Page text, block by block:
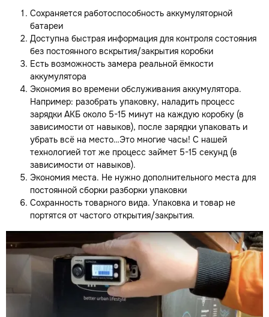
Сохраняется работоспособность аккумуляторной
батареи
Доступна быстрая информация для контроля состояния
без постоянного вскрытия/закрытия коробки
Есть возможность замера реальной ёмкости
аккумулятора
Экономия во времени обслуживания аккумулятора.
Например: разобрать упаковку, наладить процесс
зарядки АКБ около 5-15 минут на каждую коробку (в
зависимости от навыков), после зарядки упаковать и
убрать всё на место…Это многие часы! С нашей
технологией тот же процесс займет 5-15 секунд (в
зависимости от навыков).
Экономия места. Не нужно дополнительного места для
постоянной сборки разборки упаковки
Сохранность товарного вида. Упаковка и товар не
портятся от частого открытия/закрытия.